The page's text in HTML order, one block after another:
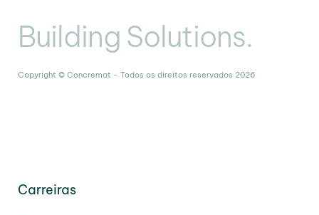
Building Solutions.
Copyright © Concremat - Todos os direitos reservados 2026
Carreiras